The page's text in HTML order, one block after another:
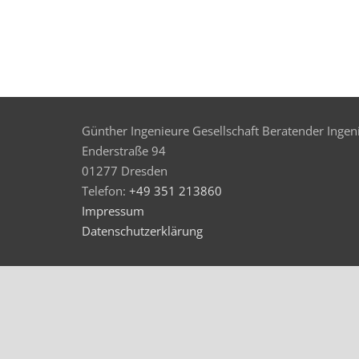
Günther Ingenieure Gesellschaft Beratender
Enderstraße 94
01277 Dresden
Telefon: +49 351 213860
Impressum
Datenschutzerklärung